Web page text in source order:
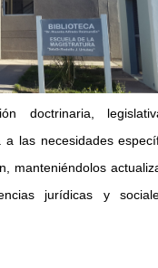
doctrinaria,
las necesidades
manteniéndolos
jurídicas y